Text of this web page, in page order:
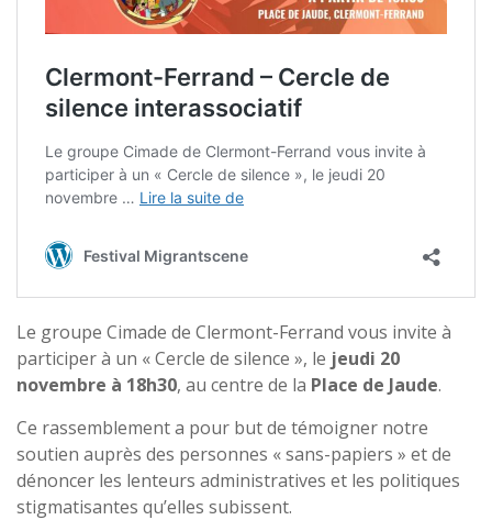
Le groupe Cimade de Clermont-Ferrand vous invite à
participer à un « Cercle de silence », le jeudi 20
novembre à 18h30, au centre de la Place de Jaude.
Ce rassemblement a pour but de témoigner notre
soutien auprès des personnes « sans-papiers » et de
dénoncer les lenteurs administratives et les politiques
stigmatisantes qu’elles subissent.